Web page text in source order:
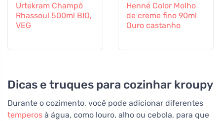
Urtekram Champô
Rhassoul 500ml BIO,
VEG
Henné Color Molho
de creme fino 90ml
Ouro castanho
Dicas e truques para cozinhar kroupy
Durante o cozimento, você pode adicionar diferentes
temperos à água, como louro, alho ou cebola, para que